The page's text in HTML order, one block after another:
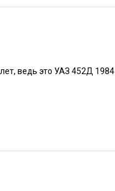
ведь это УАЗ 452Д 1984